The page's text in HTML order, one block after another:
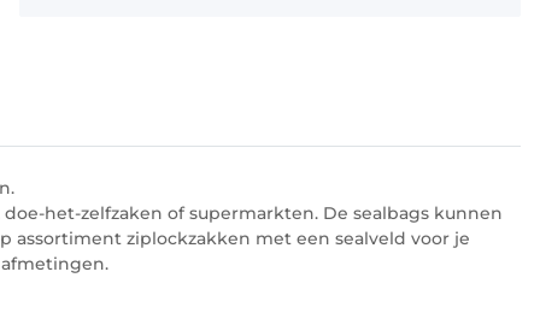
het-zelfzaken of supermarkten. De sealbags kunnen
ziplockzakken met een sealveld voor je